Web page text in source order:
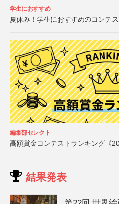
学生におすすめ
夏休み！学生におすすめのコンテ
編集部セレクト
高額賞金コンテストランキング《
結果発表